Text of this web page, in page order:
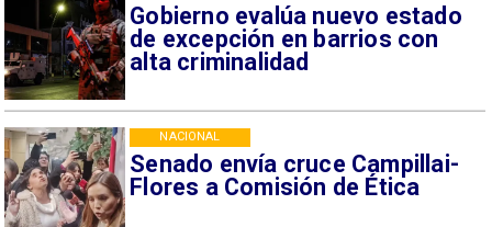
Gobierno evalúa nuevo estado
de excepción en barrios con
alta criminalidad
Senado envía cruce Campillai-
Flores a Comisión de Ética
NACIONAL